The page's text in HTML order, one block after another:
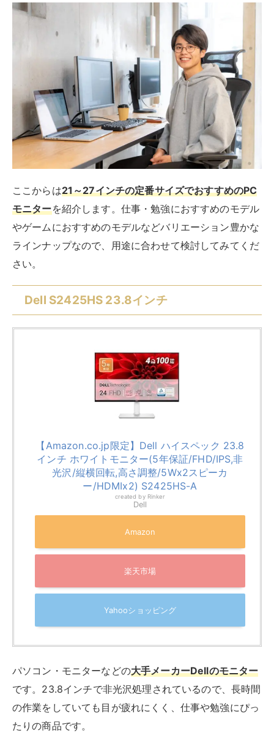
ここからは21～27インチの定番サイズでおすすめのPC
モニターを紹介します。仕事・勉強におすすめのモデル
やゲームにおすすめのモデルなどバリエーション豊かな
ラインナップなので、用途に合わせて検討してみてくだ
さい。
Dell S2425HS 23.8インチ
【Amazon.co.jp限定】Dell ハイスペック 23.8
インチ ホワイトモニター(5年保証/FHD/IPS,非
光沢/縦横回転,高さ調整/5Wx2スピーカ
ー/HDMIx2) S2425HS-A
created by Rinker
Dell
Amazon
楽天市場
Yahooショッピング
パソコン・モニターなどの大手メーカーDellのモニター
です。23.8インチで非光沢処理されているので、長時間
の作業をしていても目が疲れにくく、仕事や勉強にぴっ
たりの商品です。